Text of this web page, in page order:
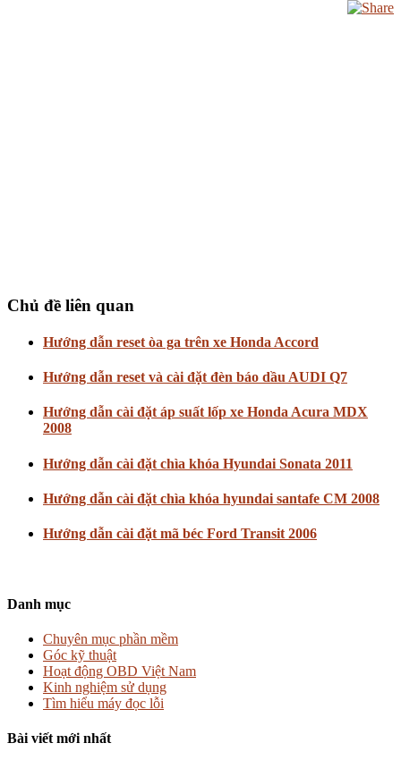
Chủ đề liên quan
Hướng dẫn reset òa ga trên xe Honda Accord
Hướng dẫn reset và cài đặt đèn báo dầu AUDI Q7
Hướng dẫn cài đặt áp suất lốp xe Honda Acura MDX
2008
Hướng dẫn cài đặt chìa khóa Hyundai Sonata 2011
Hướng dẫn cài đặt chìa khóa hyundai santafe CM 2008
Hướng dẫn cài đặt mã béc Ford Transit 2006
Danh mục
Chuyên mục phần mềm
Góc kỹ thuật
Hoạt động OBD Việt Nam
Kinh nghiệm sử dụng
Tìm hiểu máy đọc lỗi
Bài viết mới nhất